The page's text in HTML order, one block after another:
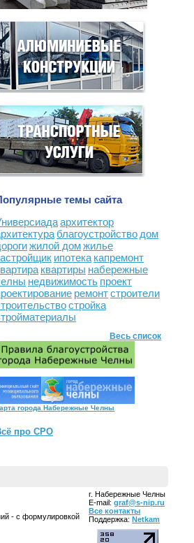
темы сайта
архитектор
благоустройство дом
жилой домжилье
ипотека капремонт
квартиры набережные
недвижимость проект
ремонтстроители
стройка
Весь список
города Набережные Челны
про СРО
- с формулировкой
г. Набережные Челны
E-mail: graf@s-nip.ru
Все контакты
Поддержка: Netkam